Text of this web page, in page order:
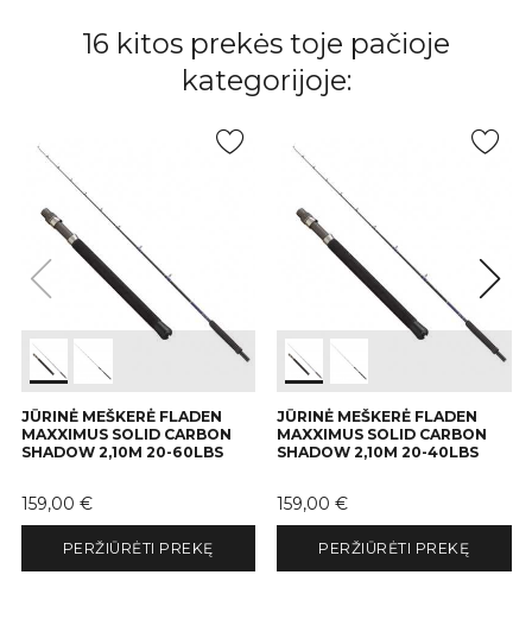
16 kitos prekės toje pačioje
kategorijoje:
JŪRINĖ MEŠKERĖ FLADEN
MAXXIMUS SOLID CARBON
SHADOW 2,10M 20-60LBS
Kaina
159,00 €
PERŽIŪRĖTI PREKĘ
JŪRINĖ MEŠKERĖ FLADEN
MAXXIMUS SOLID CARBON
SHADOW 2,10M 20-40LBS
Kaina
159,00 €
PERŽIŪRĖTI PREKĘ